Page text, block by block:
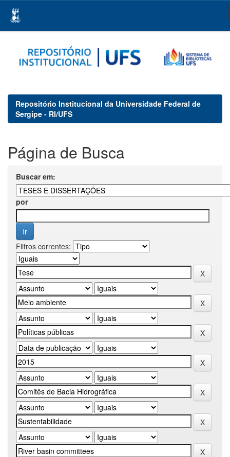
navigation
Repositório Institucional da Universidade Federal de
Sergipe - RI/UFS
Página de Busca
Buscar em:
por
Filtros correntes: